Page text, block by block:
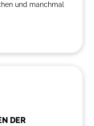
und manchmal
DER